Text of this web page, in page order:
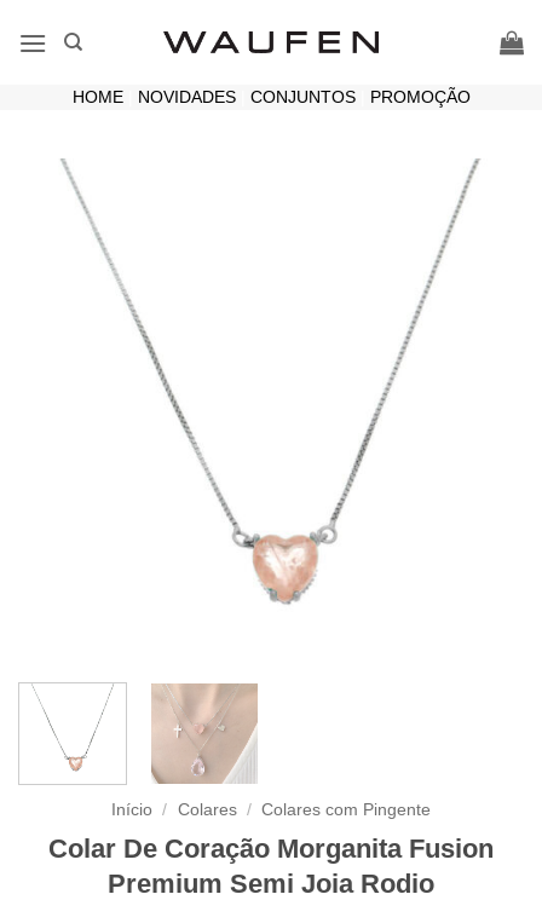
HOME| NOVIDADES| CONJUNTOS| PROMOÇÃO
Início / Colares / Colares com Pingente
Colar De Coração Morganita Fusion
Premium Semi Joia Rodio